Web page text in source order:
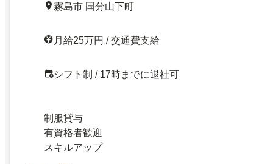
霧島市 国分山下町
月給25万円 / 交通費支給
シフト制 / 17時までに退社可
制服貸与
有資格者歓迎
スキルアップ